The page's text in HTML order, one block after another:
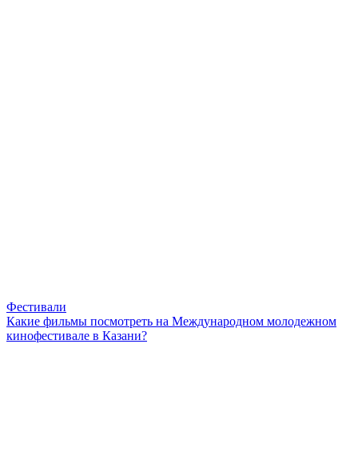
Фестивали
Какие фильмы посмотреть на Международном молодежном
кинофестивале в Казани?